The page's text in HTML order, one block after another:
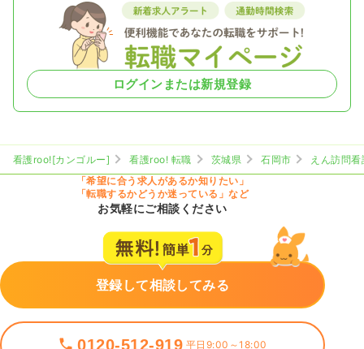
ログインまたは新規登録
看護roo![カンゴルー] 看護roo! 転職 茨城県 石岡市
えん訪問
「希望に合う求人があるか知りたい」
「転職するかどうか迷っている」など
お気軽にご相談ください
登録して相談してみる
0120-512-919 平日9:00～18:00